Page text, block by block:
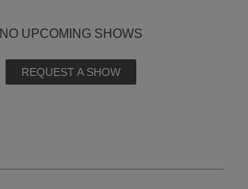
NO UPCOMING SHOWS
REQUEST A SHOW